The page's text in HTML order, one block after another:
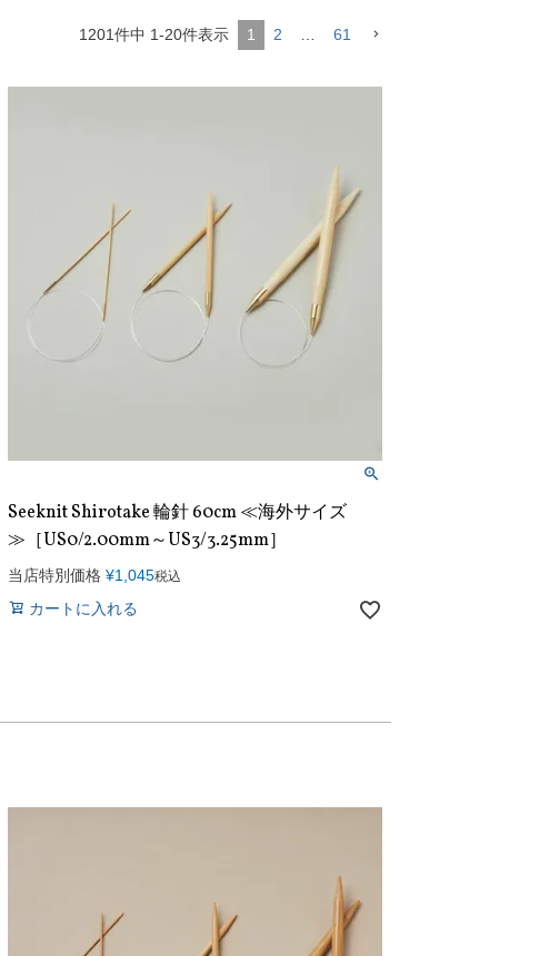
1201件中 1-20件表示 1 2 61
Seeknit Shirotake 輪針 60cm ≪海外サイズ
≫［US0/2.00mm～US3/3.25mm］
当店特別価格 ¥1,045税込
カートに入れる